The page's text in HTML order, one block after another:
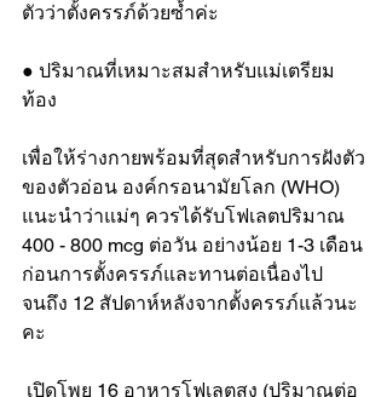
ตัวว่าตั้งครรภ์ด้วยซ้ำค่ะ
● ปริมาณที่เหมาะสมสำหรับแม่เตรียม
ท้อง
เพื่อให้ร่างกายพร้อมที่สุดสำหรับการฝังตัว
ของตัวอ่อน องค์กรอนามัยโลก (WHO)
แนะนำว่าแม่ๆ ควรได้รับโฟเลตปริมาณ
400 - 800 mcg ต่อวัน อย่างน้อย 1-3 เดือน
ก่อนการตั้งครรภ์และทานต่อเนื่องไป
จนถึง 12 สัปดาห์หลังจากตั้งครรภ์แล้วนะ
คะ
เปิดโพย 16 อาหารโฟเลตสูง (ปริมาณต่อ